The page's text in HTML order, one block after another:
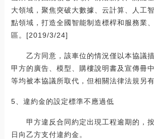
大領域，聚焦突破大數據、云計算、人工
點領域，打造全國智能制造標桿和服務業
區。[2019/3/24]
乙方同意，該車位的情況僅以本協議描
甲方的廣告、模型、購樓說明書及宣傳冊
等均被本協議所取代，但相關法律法規另
5、違約金的設定標準不應過低
甲方違反合同約定出現工程逾期的，
日向乙方支付違約金。